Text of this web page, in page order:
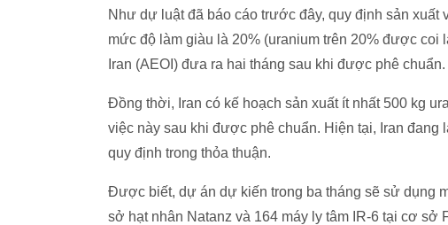
Như dự luật đã báo cáo trước đây, quy định sản
mức độ làm giàu là 20% (uranium trên 20% được
Iran (AEOI) đưa ra hai tháng sau khi được phê chuẩn.
Đồng thời, Iran có kế hoạch sản xuất ít nhất 500 kg
việc này sau khi được phê chuẩn. Hiện tại, Iran
quy định trong thỏa thuận.
Được biết, dự án dự kiến trong ba tháng sẽ sử dụng
sở hạt nhân Natanz và 164 máy ly tâm IR-6 tại cơ sở